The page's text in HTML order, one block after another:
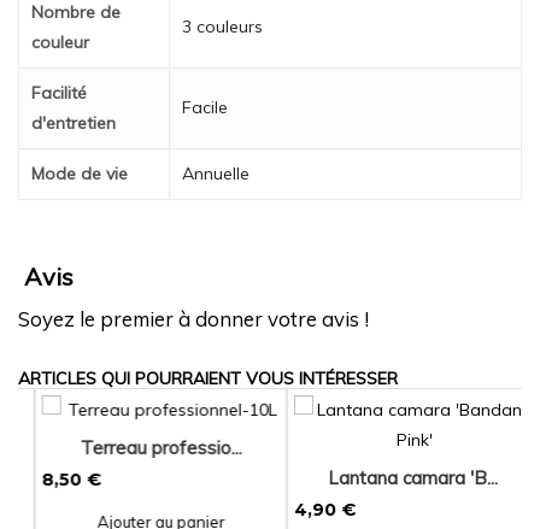
Nombre de
couleur
3 couleurs
Facilité
d'entretien
Facile
Mode de vie Annuelle
Avis
Soyez le premier à donner votre avis !
ARTICLES QUI POURRAIENT VOUS INTÉRESSER
Terreau professio...
8,50 €
Ajouter au panier
Lantana camara 'B...
4,90 €